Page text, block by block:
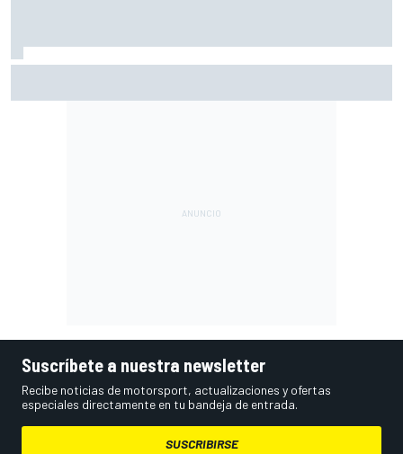
Suscríbete a nuestra newsletter
Recibe noticias de motorsport, actualizaciones y ofertas
especiales directamente en tu bandeja de entrada.
SUSCRIBIRSE